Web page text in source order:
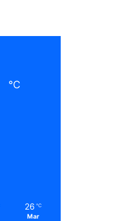
℃
26 ℃
Mar